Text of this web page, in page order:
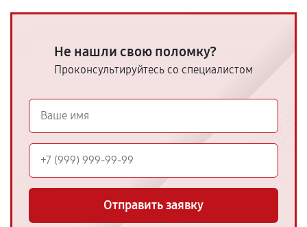
Не нашли свою поломку?
Проконсультируйтесь со специалистом
Отправить заявку